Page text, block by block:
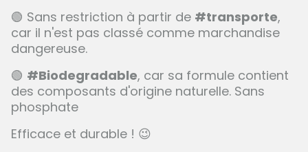
🟢 Sans restriction à partir de #transporte,
car il n'est pas classé comme marchandise
dangereuse.
🟢 #Biodegradable, car sa formule contient
des composants d'origine naturelle. Sans
phosphate
Efficace et durable ! 😉